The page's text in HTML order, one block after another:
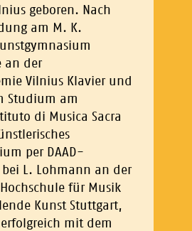
geboren. Nach
am M. K.
an der
Vilnius Klavier und
Studium am
di Musica Sacra
per DAAD-
L. Lohmann an der
für Musik
Kunst Stuttgart,
mit dem